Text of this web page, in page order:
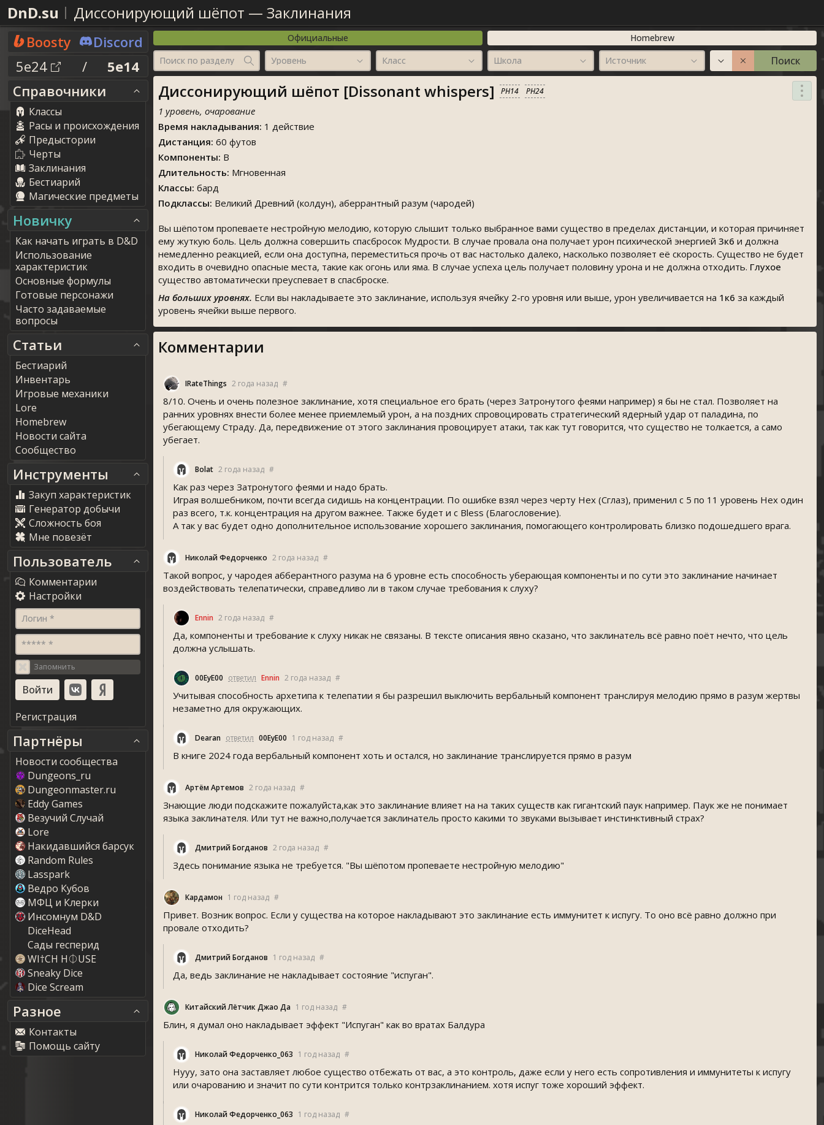
DnD.su Диссонирующий шёпот — Заклинания
Boosty
Discord
5e24
/
5e14
Справочники
Классы
Расы и происхождения
Предыстории
Черты
Заклинания
Бестиарий
Магические предметы
Новичку
Как начать играть в D&D
Использование
характеристик
Основные формулы
Готовые персонажи
Часто задаваемые
вопросы
Статьи
Бестиарий
Инвентарь
Игровые механики
Lore
Homebrew
Новости сайта
Сообщество
Инструменты
Закуп характеристик
Генератор добычи
Сложность боя
Мне повезёт
Пользователь
Комментарии
Настройки
Логин *
***** *
Запомнить
Регистрация
Партнёры
Новости сообщества
Dungeons_ru
Dungeonmaster.ru
Eddy Game
Везучий Случай
Lore
Накидавшийся барсук
Random Rule
Lasspark
Ведро Кубов
МФЦ и Клерки
Инсомнум D&D
DiceHead
Сады гесперид
WI†CH H⏀USE
Sneaky Dice
Dice Scream
Разное
Контакты
Помощь сайту
Официальные
Homebrew
Поиск по разделу
Уровень Класс Школа Источник Поиск
Диссонирующий шёпот [Dissonant whispers] PH14 PH24
1 уровень, очарование
Время накладывания: 1 действие
Дистанция: 60 футов
Компоненты: В
Длительность: Мгновенная
Классы: бард
Подклассы: Великий Древний (колдун), аберрантный разум (чародей)
Вы шёпотом пропеваете нестройную мелодию, которую слышит только выбранное вами существо в пределах дистанции, и которая причиняет
ему жуткую боль. Цель должна совершить спасбросок Мудрости. В случае провала она получает урон психической энергией 3к6 и должна
немедленно реакцией, если она доступна, переместиться прочь от вас настолько далеко, насколько позволяет её скорость. Существо не будет
входить в очевидно опасные места, такие как огонь или яма. В случае успеха цель получает половину урона и не должна отходить. Глухое
существо автоматически преуспевает в спасброске.
На больших уровнях. Если вы накладываете это заклинание, используя ячейку 2-го уровня или выше, урон увеличивается на 1к6 за каждый
уровень ячейки выше первого.
Комментарии
IRateThing 2 года назад #
8/10. Очень и очень полезное заклинание, хотя специальное его брать (через Затронутого феями например) я бы не стал. Позволяет на
ранних уровнях внести более менее приемлемый урон, а на поздних спровоцировать стратегический ядерный удар от паладина, по
убегающему Страду. Да, передвижение от этого заклинания провоцирует атаки, так как тут говорится, что существо не толкается, а само
убегает.
Bolat 2 года назад #
Как раз через Затронутого феями и надо брать.
Играя волшебником, почти всегда сидишь на концентрации. По ошибке взял через черту Hex (Сглаз), применил с 5 по 11 уровень Hex один
раз всего, т.к. концентрация на другом важнее. Также будет и с Bless (Благословение).
А так у вас будет одно дополнительное использование хорошего заклинания, помогающего контролировать близко подошедшего врага.
Николай Федорченко 2 года назад #
Такой вопрос, у чародея абберантного разума на 6 уровне есть способность уберающая компоненты и по сути это заклинание начинает
воздействовать телепатически, справедливо ли в таком случае требования к слуху?
Ennin 2 года назад #
Да, компоненты и требование к слуху никак не связаны. В тексте описания явно сказано, что заклинатель всё равно поёт нечто, что цель
должна услышать.
00EyE00 ответил Ennin 2 года назад #
Учитывая способность архетипа к телепатии я бы разрешил выключить вербальный компонент транслируя мелодию прямо в разум жертвы
незаметно для окружающих.
Dearan ответил 00EyE00 1 год назад #
В книге 2024 года вербальный компонент хоть и остался, но заклинание транслируется прямо в разум
Артём Артемов 2 года назад #
Знающие люди подскажите пожалуйста,как это заклинание влияет на на таких существ как гигантский паук например. Паук же не понимает
языка заклинателя. Или тут не важно,получается заклинатель просто какими то звуками вызывает инстинктивный страх?
Дмитрий Богданов 2 года назад #
Здесь понимание языка не требуется. "Вы шёпотом пропеваете нестройную мелодию"
Кардамон 1 год назад #
Привет. Возник вопрос. Если у существа на которое накладывают это заклинание есть иммунитет к испугу. То оно всё равно должно при
провале отходить?
Дмитрий Богданов 1 год назад #
Да, ведь заклинание не накладывает состояние "испуган".
Китайский Лётчик Джао Да 1 год назад #
Блин, я думал оно накладывает эффект "Испуган" как во вратах Балдура
Николай Федорченко_063 1 год назад #
Нууу, зато она заставляет любое существо отбежать от вас, а это контроль, даже если у него есть сопротивления и иммунитеты к испугу
или очарованию и значит по сути контрится только контрзаклинанием. хотя испуг тоже хороший эффект.
Николай Федорченко_063 1 год назад #